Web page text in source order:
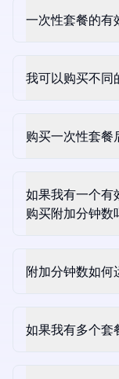
一次性套餐的有
我可以购买不同
购买一次性套餐
如果我有一个有
购买附加分钟数
附加分钟数如何
如果我有多个套